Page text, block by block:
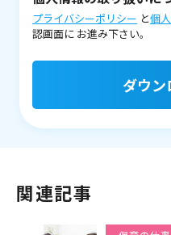
プライバシーポリシー と個
認画面に お進み下さい。
ダウン
関連記事